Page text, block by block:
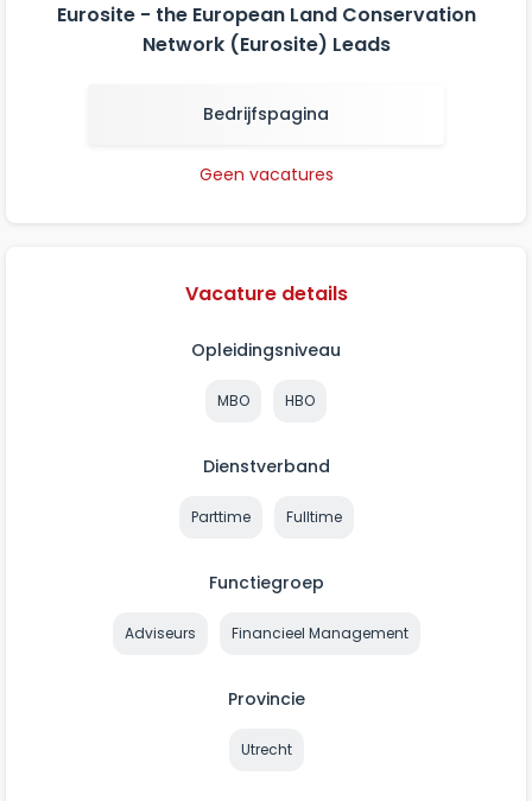
Eurosite - the European Land Conservation
Network (Eurosite) Leads
Bedrijfspagina
Geen vacatures
Vacature details
Opleidingsniveau
MBO HBO
Dienstverband
Parttime Fulltime
Functiegroep
Adviseurs Financieel Management
Provincie
Utrecht